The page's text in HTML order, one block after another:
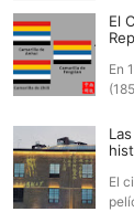
El
En
El